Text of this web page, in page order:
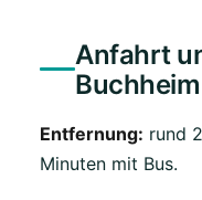
Anfahrt
Buchheim
Entfernung: rund
Minuten mit Bus.